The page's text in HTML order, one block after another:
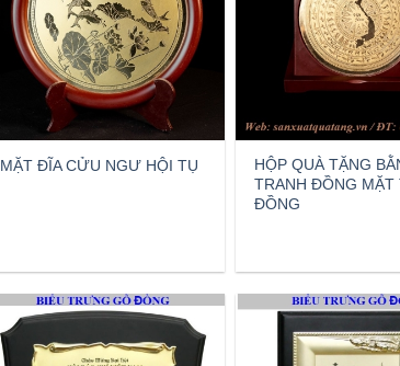
MẶT ĐĨA CỬU NGƯ HỘI TỤ
HỘP QUÀ TẶNG
TRANH ĐỒNG MẶT
ĐỒNG